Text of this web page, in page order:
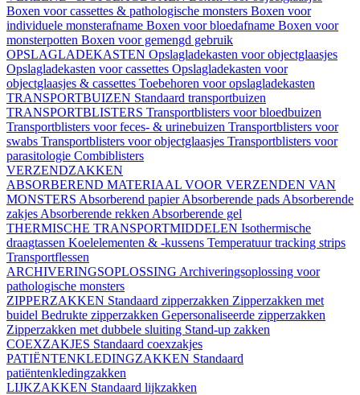
Boxen voor cassettes & pathologische monsters Boxen voor
individuele monsterafname Boxen voor bloedafname Boxen voor
monsterpotten Boxen voor gemengd gebruik
OPSLAGLADEKASTEN Opslagladekasten voor objectglaasjes
Opslagladekasten voor cassettes Opslagladekasten voor
objectglaasjes & cassettes Toebehoren voor opslagladekasten
TRANSPORTBUIZEN Standaard transportbuizen
TRANSPORTBLISTERS Transportblisters voor bloedbuizen
Transportblisters voor feces- & urinebuizen Transportblisters voor
swabs Transportblisters voor objectglaasjes Transportblisters voor
parasitologie Combiblisters
VERZENDZAKKEN
ABSORBEREND MATERIAAL VOOR VERZENDEN VAN
MONSTERS Absorberend papierAbsorberende pads Absorberende
zakjes Absorberende rekken Absorberende gel
THERMISCHE TRANSPORTMIDDELEN Isothermische
draagtassen Koelelementen & -kussens Temperatuur tracking strips
Transportflessen
ARCHIVERINGSOPLOSSING Archiveringsoplossing voor
pathologische monsters
ZIPPERZAKKEN Standaard zipperzakken Zipperzakken met
buidel Bedrukte zipperzakken Gepersonaliseerde zipperzakken
Zipperzakken met dubbele sluiting Stand-up zakken
COEXZAKJES Standaard coexzakjes
PATIËNTENKLEDINGZAKKEN Standaard
patiëntenkledingzakken
LIJKZAKKEN Standaard lijkzakken